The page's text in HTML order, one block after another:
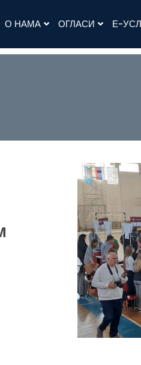
О НАМА ОГЛАСИ Е-